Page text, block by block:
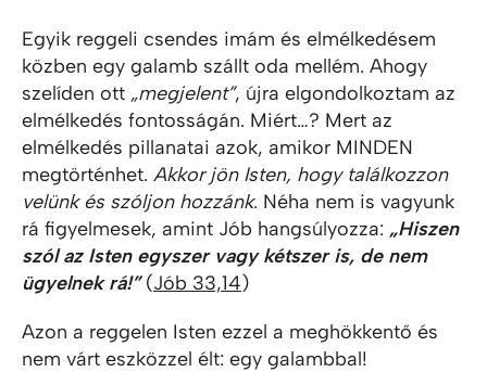
Egyik reggeli csendes imám és elmélkedésem
közben egy galamb szállt oda mellém. Ahogy
szelíden ott „megjelent”, újra elgondolkoztam az
elmélkedés fontosságán. Miért…? Mert az
elmélkedés pillanatai azok, amikor MINDEN
megtörténhet. Akkor jön Isten, hogy találkozzon
velünk és szóljon hozzánk. Néha nem is vagyunk
rá figyelmesek, amint Jób hangsúlyozza: „Hiszen
szól az Isten egyszer vagy kétszer is, de nem
ügyelnek rá!”(Jób 33,14)
Azon a reggelen Isten ezzel a meghökkentő és
nem várt eszközzel élt: egy galambbal!